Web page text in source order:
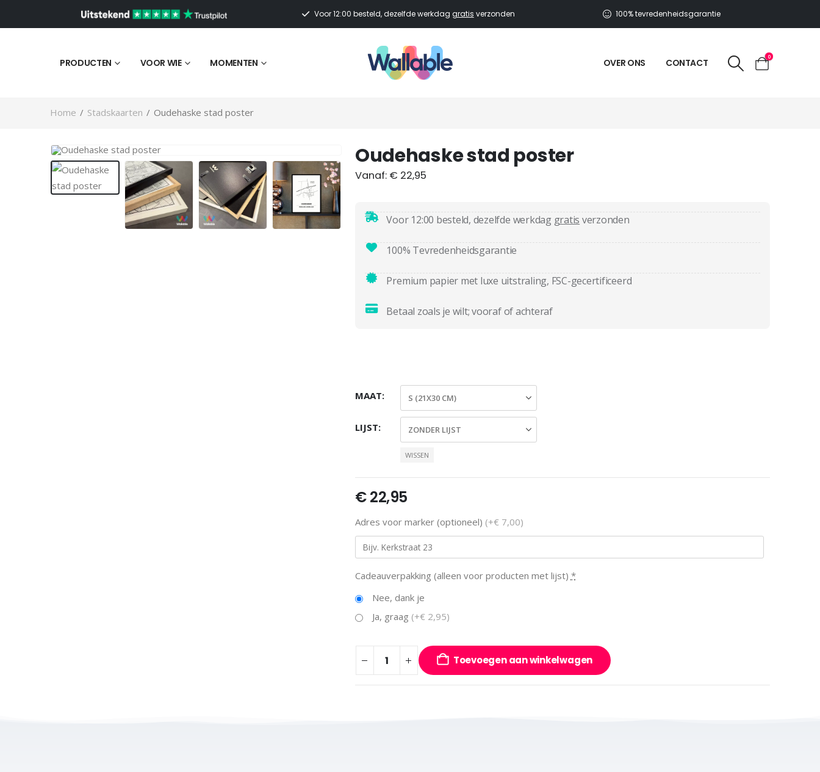
Voor 12:00 besteld, dezelfde werkdag gratis verzonden 100% tevredenheidsgarantie
PRODUCTEN VOOR WIE MOMENTEN OVER ONS CONTACT
0
Home / Stadskaarten / Oudehaske stad poster
Oudehaske stad poster
Vanaf: € 22,95
Voor 12:00 besteld, dezelfde werkdag gratis verzonden
100% Tevredenheidsgarantie
Premium papier met luxe uitstraling, FSC-gecertificeerd
Betaal zoals je wilt; vooraf of achteraf
MAAT
LIJST
WISSEN
€22,95
Adres voor marker (optioneel) (+€ 7,00)
Cadeauverpakking (alleen voor producten met lijst) *
Nee, dank je
Ja, graag (+€ 2,95)
Toevoegen aan winkelwagen